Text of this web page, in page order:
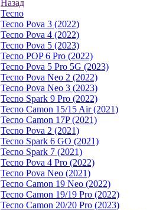
Назад
Tecno
Tecno Pova 3 (2022)
Tecno Pova 4 (2022)
Tecno Pova 5 (2023)
Tecno POP 6 Pro (2022)
Tecno Pova 5 Pro 5G (2023)
Tecno Pova Neo 2 (2022)
Tecno Pova Neo 3 (2023)
Tecno Spark 9 Pro (2022)
Tecno Camon 15/15 Air (2021)
Tecno Camon 17P (2021)
Tecno Pova 2 (2021)
Tecno Spark 6 GO (2021)
Tecno Spark 7 (2021)
Tecno Pova 4 Pro (2022)
Tecno Pova Neo (2021)
Tecno Camon 19 Neo (2022)
Tecno Camon 19/19 Pro (2022)
Tecno Camon 20/20 Pro (2023)